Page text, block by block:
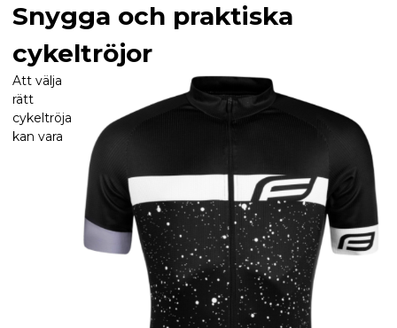
Snygga och praktiska
cykeltröjor
Att välja
rätt
cykeltröja
kan vara